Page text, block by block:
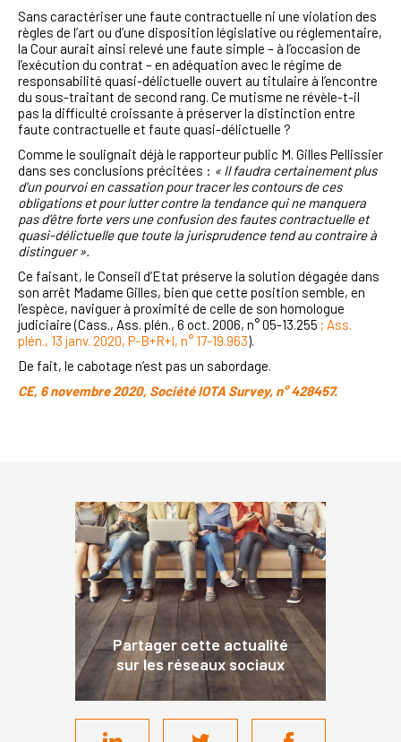
Sans caractériser une faute contractuelle ni une violation des
règles de l’art ou d’une disposition législative ou réglementaire,
la Cour aurait ainsi relevé une faute simple – à l’occasion de
l’exécution du contrat – en adéquation avec le régime de
responsabilité quasi-délictuelle ouvert au titulaire à l’encontre
du sous-traitant de second rang. Ce mutisme ne révèle-t-il
pas la difficulté croissante à préserver la distinction entre
faute contractuelle et faute quasi-délictuelle ?
Comme le soulignait déjà le rapporteur public M. Gilles Pellissier
dans ses conclusions précitées : « Il faudra certainement plus
d'un pourvoi en cassation pour tracer les contours de ces
obligations et pour lutter contre la tendance qui ne manquera
pas d’être forte vers une confusion des fautes contractuelle et
quasi-délictuelle que toute la jurisprudence tend au contraire à
distinguer ».
Ce faisant, le Conseil d’Etat préserve la solution dégagée dans
son arrêt Madame Gilles, bien que cette position semble, en
l’espèce, naviguer à proximité de celle de son homologue
judiciaire (Cass., Ass. plén., 6 oct. 2006, n° 05-13.255 ; Ass.
plén., 13 janv. 2020, P-B+R+I, n° 17-19.963).
De fait, le cabotage n’est pas un sabordage.
CE, 6 novembre 2020, Société IOTA Survey, n° 428457.
Partager cette actualité
sur les réseaux sociaux